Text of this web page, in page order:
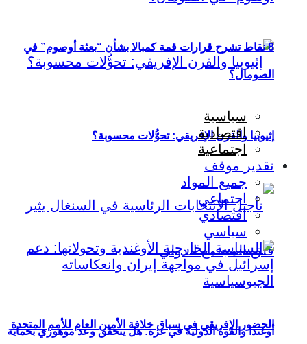
إثيوبيا والقرن الإفريقي: تحوُّلات محسوبة؟
الحضور الإفريقي في سباق خلافة الأمين العام للأمم المتحدة
8 نقاط تشرح قرارات قمة كمبالا بشأن “بعثة أوصوم” في
الصومال؟
سياسية
اقتصادية
اجتماعية
تقدير موقف
جميع المواد
اجتماعي
اقتصادي
سياسي
أوغندا والقوة الدولية في غزة: هل يتحقق وعد موهوزي بحماية